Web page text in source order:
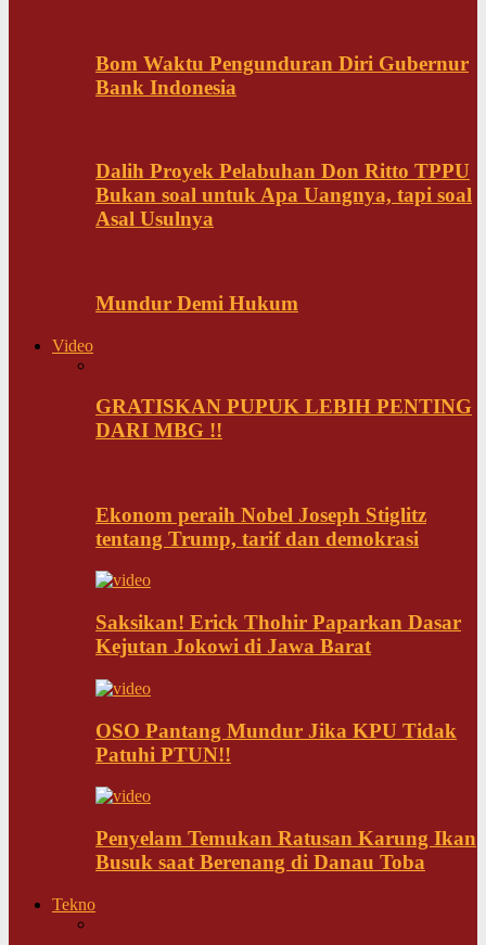
Bom Waktu Pengunduran Diri Gubernur
Bank Indonesia
Dalih Proyek Pelabuhan Don Ritto TPPU
Bukan soal untuk Apa Uangnya, tapi soal
Asal Usulnya
Mundur Demi Hukum
Video
GRATISKAN PUPUK LEBIH PENTING
DARI MBG !!
Ekonom peraih Nobel Joseph Stiglitz
tentang Trump, tarif dan demokrasi
Saksikan! Erick Thohir Paparkan Dasar
Kejutan Jokowi di Jawa Barat
OSO Pantang Mundur Jika KPU Tidak
Patuhi PTUN!!
Penyelam Temukan Ratusan Karung Ikan
Busuk saat Berenang di Danau Toba
Tekno